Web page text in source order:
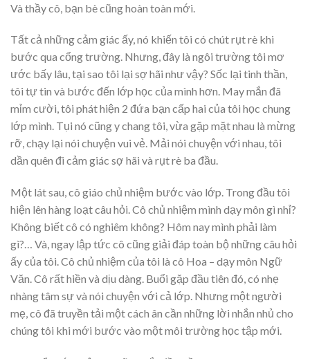
Và thầy cô, bạn bè cũng hoàn toàn mới.
Tất cả những cảm giác ấy, nó khiến tôi có chút rụt rè khi
bước qua cổng trường. Nhưng, đây là ngôi trường tôi mơ
ước bấy lâu, tại sao tôi lại sợ hãi như vậy? Sốc lại tinh thần,
tôi tự tin và bước đến lớp học của mình hơn. May mắn đã
mỉm cười, tôi phát hiện 2 đứa bạn cấp hai của tôi học chung
lớp mình. Tụi nó cũng y chang tôi, vừa gặp mặt nhau là mừng
rỡ, chạy lại nói chuyện vui vẻ. Mải nói chuyện với nhau, tôi
dần quên đi cảm giác sợ hãi và rụt rè ba đầu.
Một lát sau, cô giáo chủ nhiệm bước vào lớp. Trong đầu tôi
hiện lên hàng loạt câu hỏi. Cô chủ nhiệm mình dạy môn gì nhỉ?
Không biết cô có nghiêm không? Hôm nay mình phải làm
gì?… Và, ngay lập tức cô cũng giải đáp toàn bộ những câu hỏi
ấy của tôi. Cô chủ nhiệm của tôi là cô Hoa – dạy môn Ngữ
Văn. Cô rất hiền và dịu dàng. Buổi gặp đầu tiên đó, có nhẹ
nhàng tâm sự và nói chuyện với cả lớp. Nhưng một người
mẹ, cô đã truyền tải một cách ân cần những lời nhắn nhủ cho
chúng tôi khi mới bước vào một môi trường học tập mới.